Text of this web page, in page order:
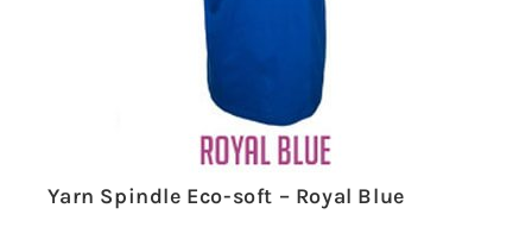
Yarn Spindle Eco-soft – Royal Blue